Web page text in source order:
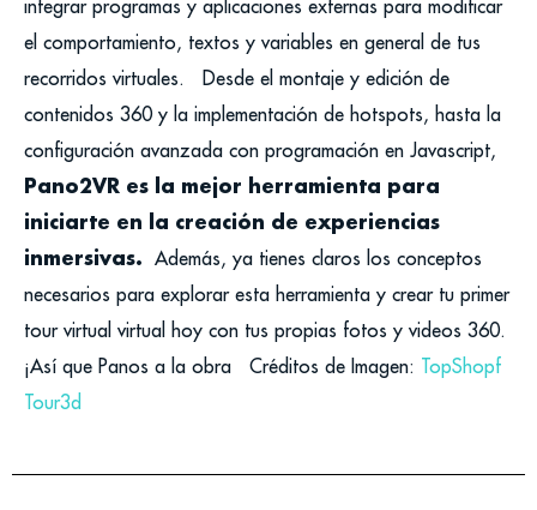
integrar programas y aplicaciones externas para modificar
el comportamiento, textos y variables en general de tus
recorridos virtuales.
Desde el montaje y edición de
contenidos 360 y la implementación de hotspots, hasta la
configuración avanzada con programación en Javascript,
Pano2VR es la mejor herramienta para
iniciarte en la creación de experiencias
inmersivas. Además, ya tienes claros los conceptos
necesarios para explorar esta herramienta y crear tu primer
tour virtual virtual hoy con tus propias fotos y videos 360.
¡Así que Panos a la obra
Créditos de Imagen: TopShopf
Tour3d